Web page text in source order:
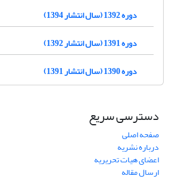
دوره 1392 (سال انتشار 1394)
دوره 1391 (سال انتشار 1392)
دوره 1390 (سال انتشار 1391)
دسترسی سریع
صفحه اصلی
درباره نشریه
اعضای هیات تحریریه
ارسال مقاله